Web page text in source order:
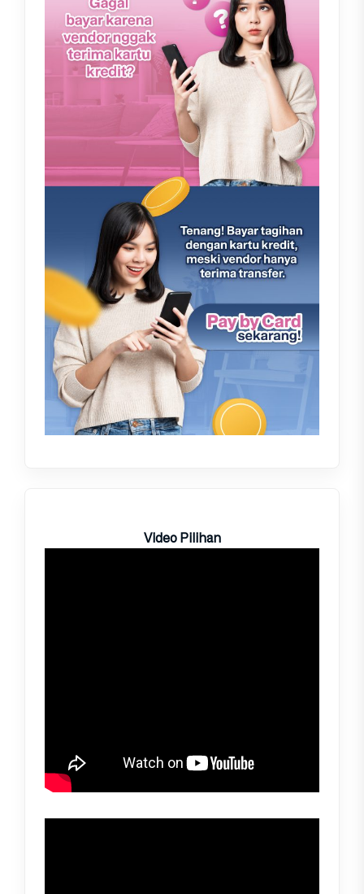
Video Pilihan